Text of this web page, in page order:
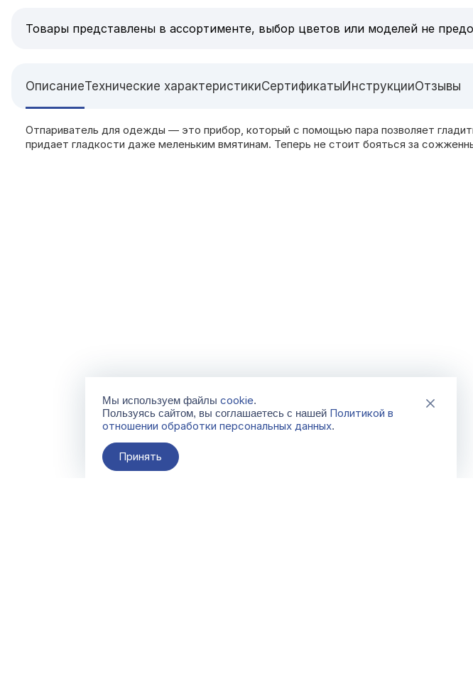
Товары представлены в ассортименте, выбор цветов или моделей не
ОписаниеТехнические характеристикиСертификатыИнструкцииОтзывы
Отпариватель для одежды — это прибор, который с помощью пара позволяет
придает гладкости даже меленьким вмятинам. Теперь не стоит бояться за
Мы используем файлы cookie.
Пользуясь сайтом, вы соглашаетесь с нашей Политикой в
отношении обработки персональных данных.
Принять